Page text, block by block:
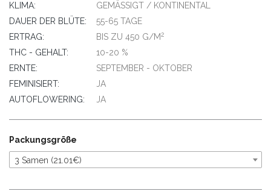
KLIMA:
GEMÄSSIGT / KONTINENTAL
DAUER DER BLÜTE:
55-65 TAGE
ERTRAG:
BIS ZU 450 G/M2
THC - GEHALT:
10-20 %
ERNTE:
SEPTEMBER - OKTOBER
FEMINISIERT:
JA
AUTOFLOWERING:
JA
Packungsgröße
3 Samen (21.01€)